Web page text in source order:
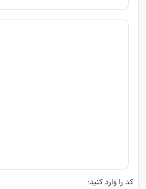
کد را وارد کنید: